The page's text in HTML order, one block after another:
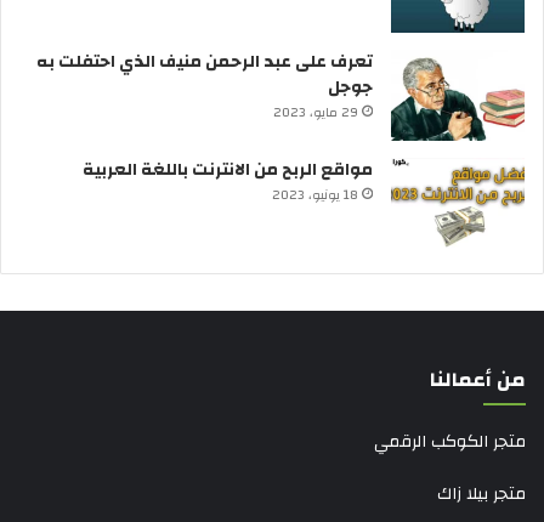
تعرف على عبد الرحمن منيف الذي احتفلت به
جوجل
29 مايو، 2023
مواقع الربح من الانترنت باللغة العربية
18 يونيو، 2023
من أعمالنا
متجر الكوكب الرقمي
متجر بيلا زاك